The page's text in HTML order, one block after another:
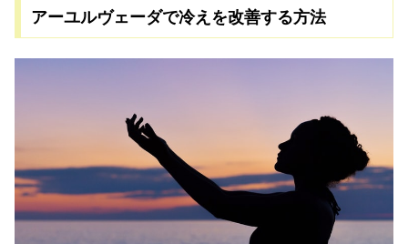
アーユルヴェーダで冷えを改善する方法